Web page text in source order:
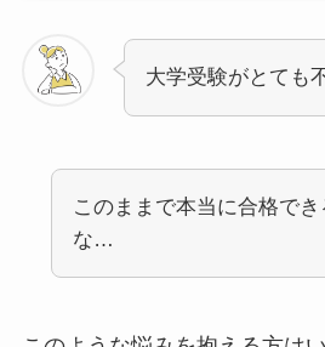
大学受験がとても
このままで本当に合格で
な…